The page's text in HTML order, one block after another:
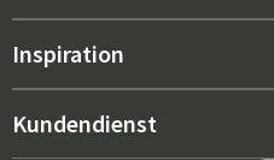
Innenausstattung
Über Hulténs
Inspiration
Bestseller
Kundendienst